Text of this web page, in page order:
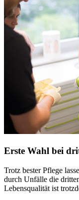
Erste Wahl bei
Trotz bester Pflege
durch Unfälle die
Lebensqualität ist